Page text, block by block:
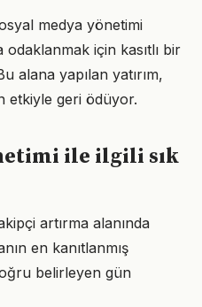
medya yönetimi
için kasıtlı bir
alana yapılan yatırım,
etkiyle geri ödüyor.
ile ilgili sık
artırma alanında
en kanıtlanmış
belirleyen gün